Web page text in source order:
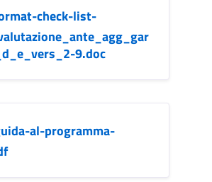
check-list-
9.doc
al-programma-